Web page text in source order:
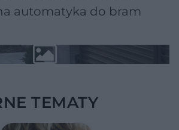
automatyka do bram
TEMATY